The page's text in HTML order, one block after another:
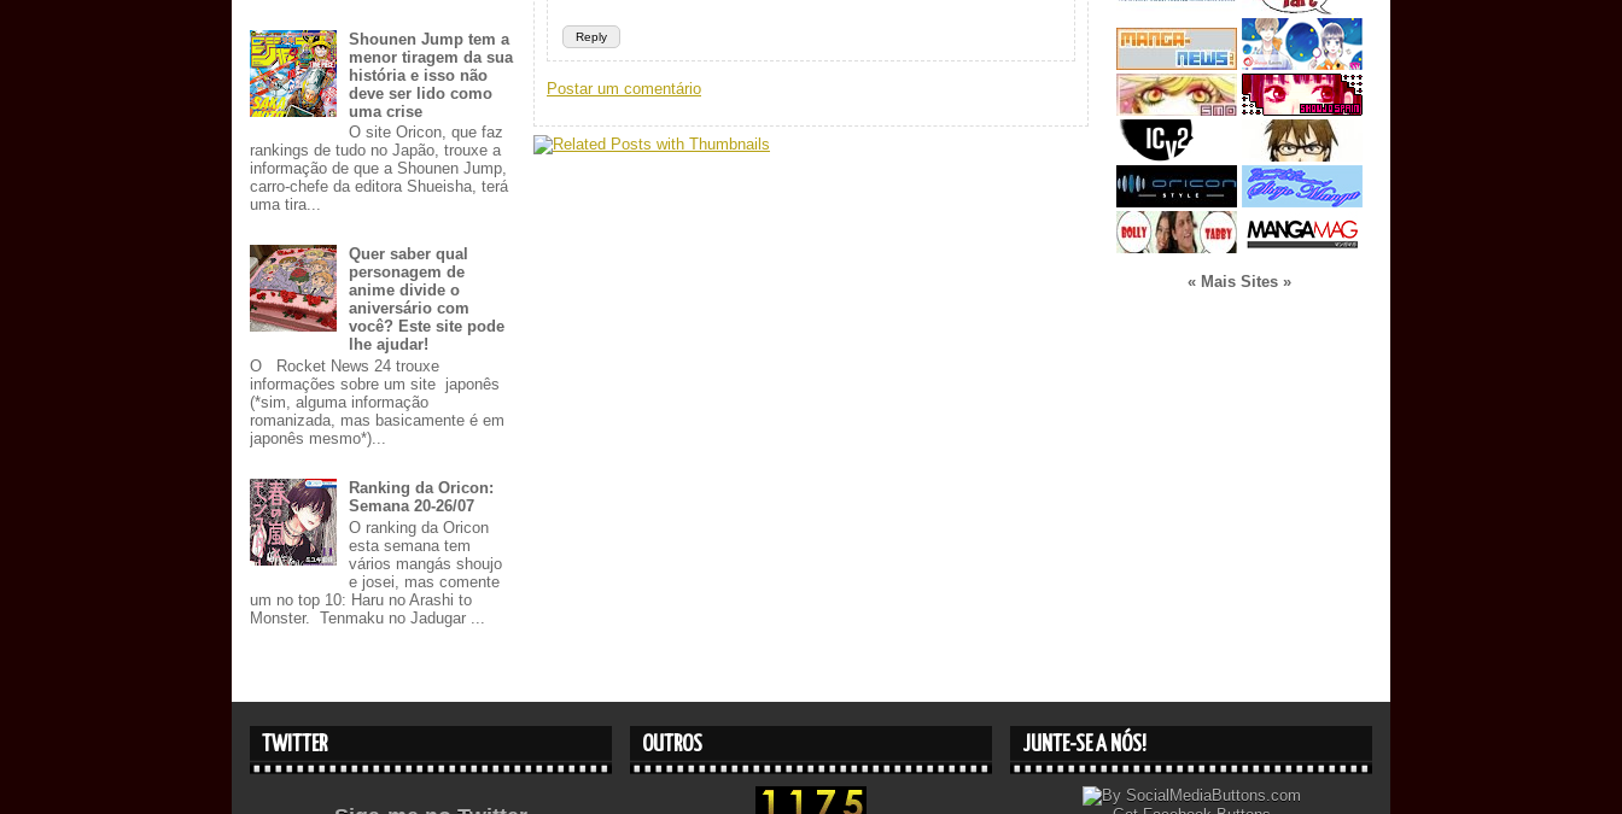
Shounen Jump tem a
menor tiragem da sua
história e isso não
deve ser lido como
uma crise
O site Oricon, que faz
rankings de tudo no Japão, trouxe a
informação de que a Shounen Jump,
carro-chefe da editora Shueisha, terá
uma tira...
Quer saber qual
personagem de
anime divide o
aniversário com
você? Este site pode
lhe ajudar!
O Rocket News 24 trouxe
informações sobre um site japonês
(*sim, alguma informação
romanizada, mas basicamente é em
japonês mesmo*)...
Ranking da Oricon:
Semana 20-26/07
O ranking da Oricon
esta semana tem
vários mangás shoujo
e josei, mas comente
um no top 10: Haru no Arashi to
Monster. Tenmaku no Jadugar ...
Reply
Postar um comentário
« Mais Sites »
TWITTER OUTROS JUNTE-SE A NÓS!